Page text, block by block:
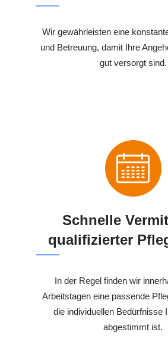
Wir gewährleisten eine
und Betreuung, damit Ihre
gut versorgt sind.
Schnelle
qualifizierter
In der Regel finden wir
Arbeitstagen eine passende
die individuellen Bedürfnisse
abgestimmt ist.